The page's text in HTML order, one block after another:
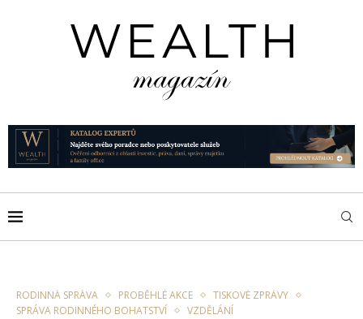
RODINNÁ SPRÁVA PROBĚHLÉ AKCE
TISKOVÉ ZPRÁVY
SPRÁVA RODINNÉHO BOHATSTVÍ
VZDĚLÁNÍ